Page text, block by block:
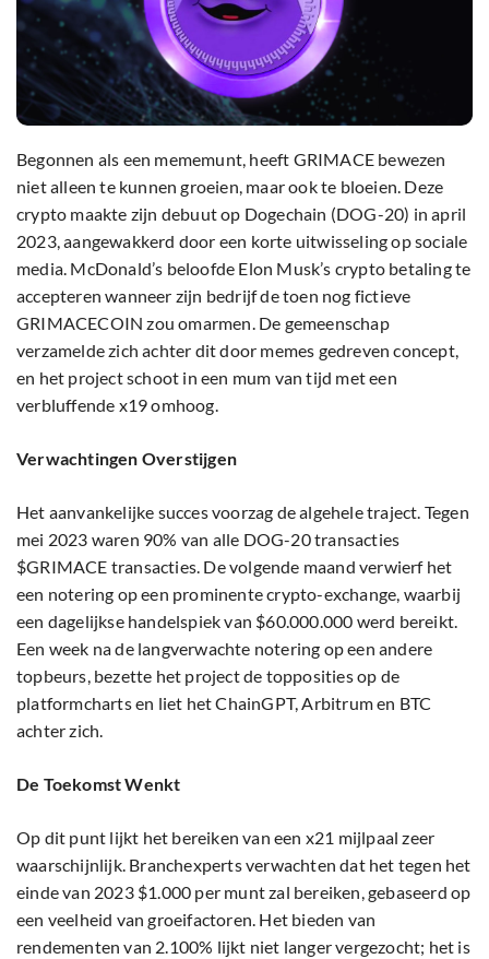
Begonnen als een mememunt, heeft GRIMACE bewezen
niet alleen te kunnen groeien, maar ook te bloeien. Deze
crypto maakte zijn debuut op Dogechain (DOG-20) in april
2023, aangewakkerd door een korte uitwisseling op sociale
media. McDonald’s beloofde Elon Musk’s crypto betaling te
accepteren wanneer zijn bedrijf de toen nog fictieve
GRIMACECOIN zou omarmen. De gemeenschap
verzamelde zich achter dit door memes gedreven concept,
en het project schoot in een mum van tijd met een
verbluffende x19 omhoog.
Verwachtingen Overstijgen
Het aanvankelijke succes voorzag de algehele traject. Tegen
mei 2023 waren 90% van alle DOG-20 transacties
$GRIMACE transacties. De volgende maand verwierf het
een notering op een prominente crypto-exchange, waarbij
een dagelijkse handelspiek van $60.000.000 werd bereikt.
Een week na de langverwachte notering op een andere
topbeurs, bezette het project de topposities op de
platformcharts en liet het ChainGPT, Arbitrum en BTC
achter zich.
De Toekomst Wenkt
Op dit punt lijkt het bereiken van een x21 mijlpaal zeer
waarschijnlijk. Branchexperts verwachten dat het tegen het
einde van 2023 $1.000 per munt zal bereiken, gebaseerd op
een veelheid van groeifactoren. Het bieden van
rendementen van 2.100% lijkt niet langer vergezocht; het is